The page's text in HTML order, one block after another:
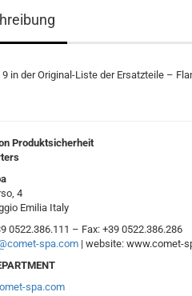
9 in der Original-Liste der Ersatzteile –
Produktsicherheit
4
Emilia Italy
0522.386.111 – Fax: +39 0522.386.286
spa.com | website: www.comet-
spa.com